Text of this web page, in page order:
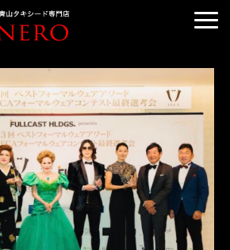
TUXEDO RENTAL
TUXEDO RANKING
KIMONO DRESS
CUSTOMER'S VOICE
COLUMN &BLOG
ABOUT US